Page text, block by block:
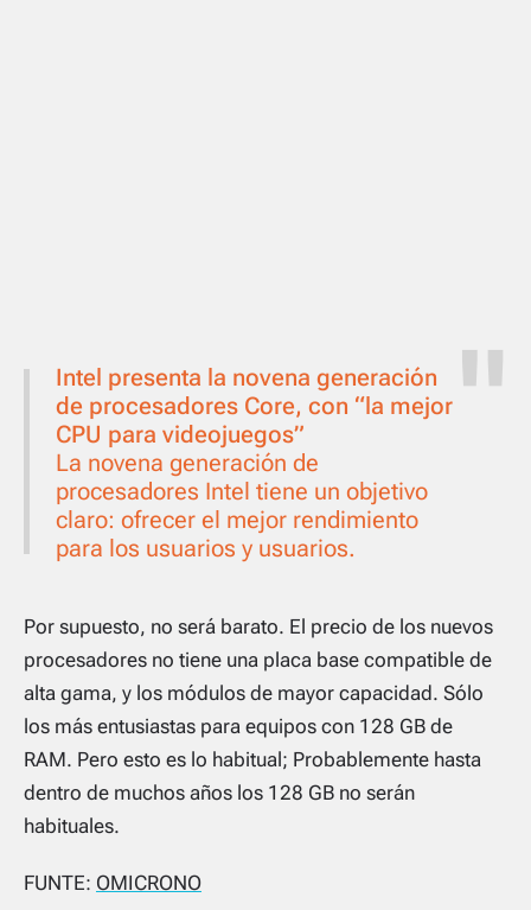
Intel presenta la novena generación
de procesadores Core, con “la mejor
CPU para videojuegos”
La novena generación de
procesadores Intel tiene un objetivo
claro: ofrecer el mejor rendimiento
para los usuarios y usuarios.
Por supuesto, no será barato. El precio de los nuevos
procesadores no tiene una placa base compatible de
alta gama, y ​​los módulos de mayor capacidad. Sólo
los más entusiastas para equipos con 128 GB de
RAM. Pero esto es lo habitual; Probablemente hasta
dentro de muchos años los 128 GB no serán
habituales.
FUNTE: OMICRONO